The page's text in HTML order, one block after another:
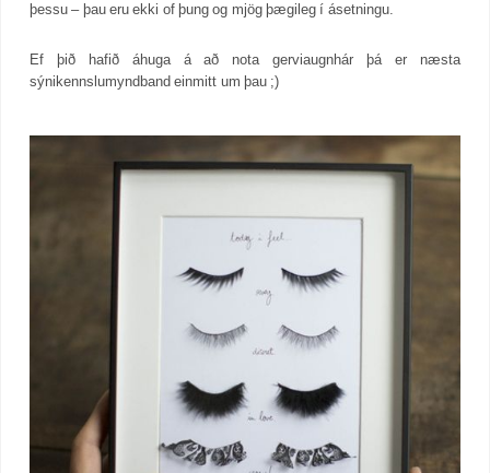
þessu – þau eru ekki of þung og mjög þægileg í ásetningu.
Ef þið hafið áhuga á að nota gerviaugnhár þá er næsta
sýnikennslumyndband einmitt um þau ;)